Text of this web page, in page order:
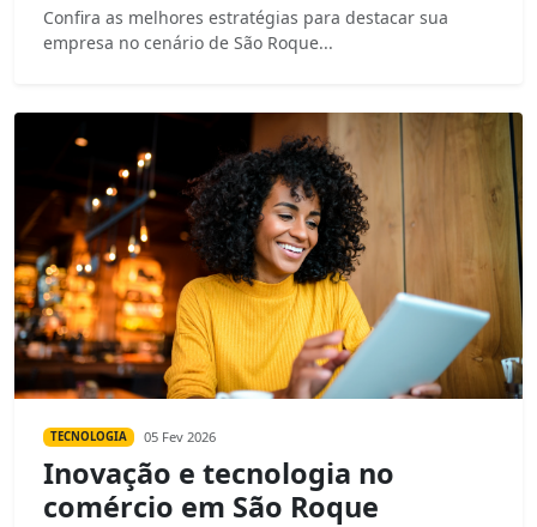
Confira as melhores estratégias para destacar sua
empresa no cenário de São Roque...
TECNOLOGIA 05 Fev 2026
Inovação e tecnologia no
comércio em São Roque